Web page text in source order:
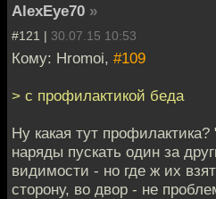
AlexEye70 »
#121 | 30.07.15 10:53
Кому: Hromoi, #109
> с профилактикой беда
Ну какая тут
наряды пускать один за
видимости - но где ж их
сторону, во двор - не